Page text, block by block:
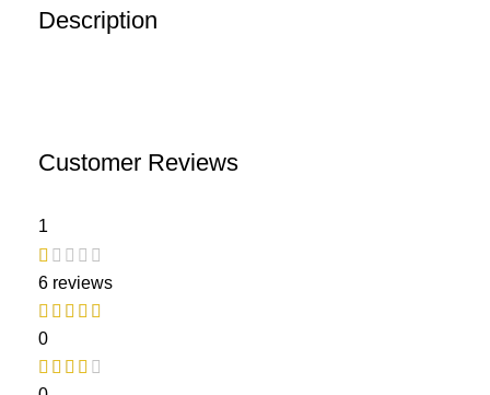
Description
Customer Reviews
1
6 reviews
0